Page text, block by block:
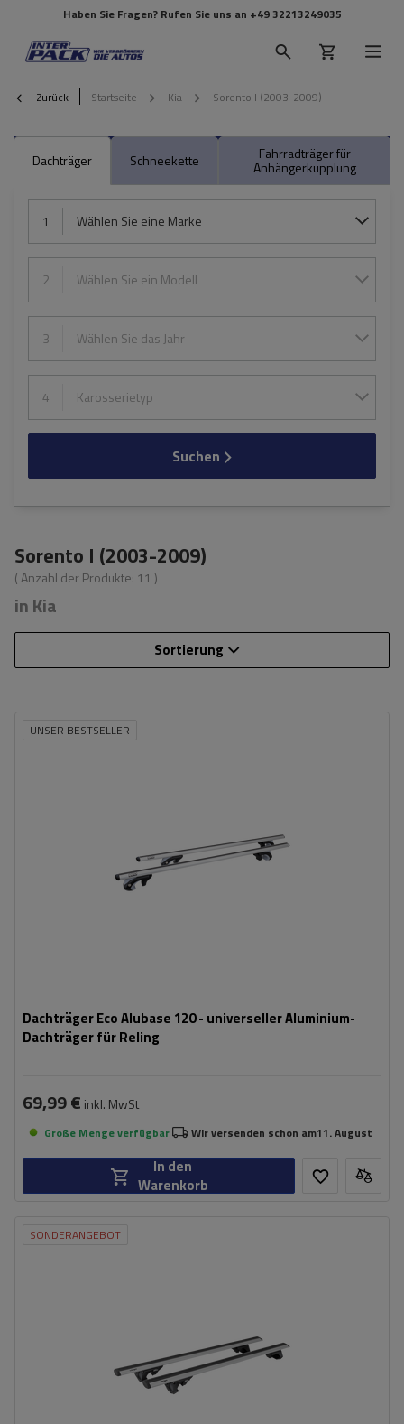
Haben Sie Fragen? Rufen Sie uns an +49 32213249035
Zurück Startseite Kia Sorento I (2003-2009)
Dachträger Schneekette Fahrradträger für
Anhängerkupplung
1 Wählen Sie eine Marke
2 Wählen Sie ein Modell
3 Wählen Sie das Jahr
4 Karosserietyp
Suchen
Sorento I (2003-2009)
( Anzahl der Produkte: 11 )
in Kia
Sortierung
UNSER BESTSELLER
Dachträger Eco Alubase 120 - universeller Aluminium-
Dachträger für Reling
69,99 € inkl. MwSt
Große Menge verfügbar Wir versenden schon am11. August
In den
Warenkorb
SONDERANGEBOT